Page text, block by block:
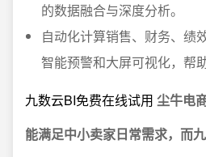
的数据融合与深度分析。
自动化计算销售、财务、绩
智能预警和大屏可视化，帮
九数云BI免费在线试用 尘牛电
能满足中小卖家日常需求，而